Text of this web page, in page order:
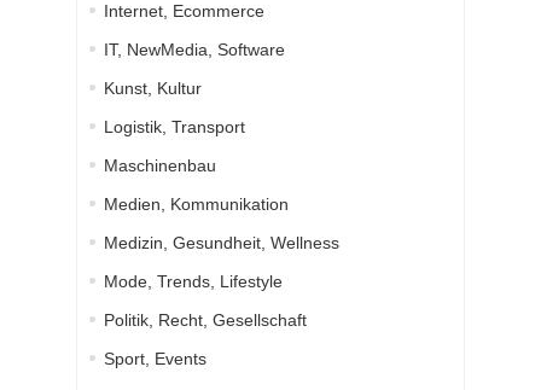
Internet, Ecommerce
IT, NewMedia, Software
Kunst, Kultur
Logistik, Transport
Maschinenbau
Medien, Kommunikation
Medizin, Gesundheit, Wellness
Mode, Trends, Lifestyle
Politik, Recht, Gesellschaft
Sport, Events